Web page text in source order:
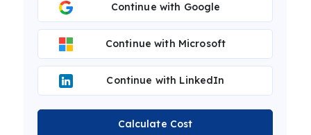
Continue with Google
Continue with Microsoft
Continue with LinkedIn
Calculate Cost